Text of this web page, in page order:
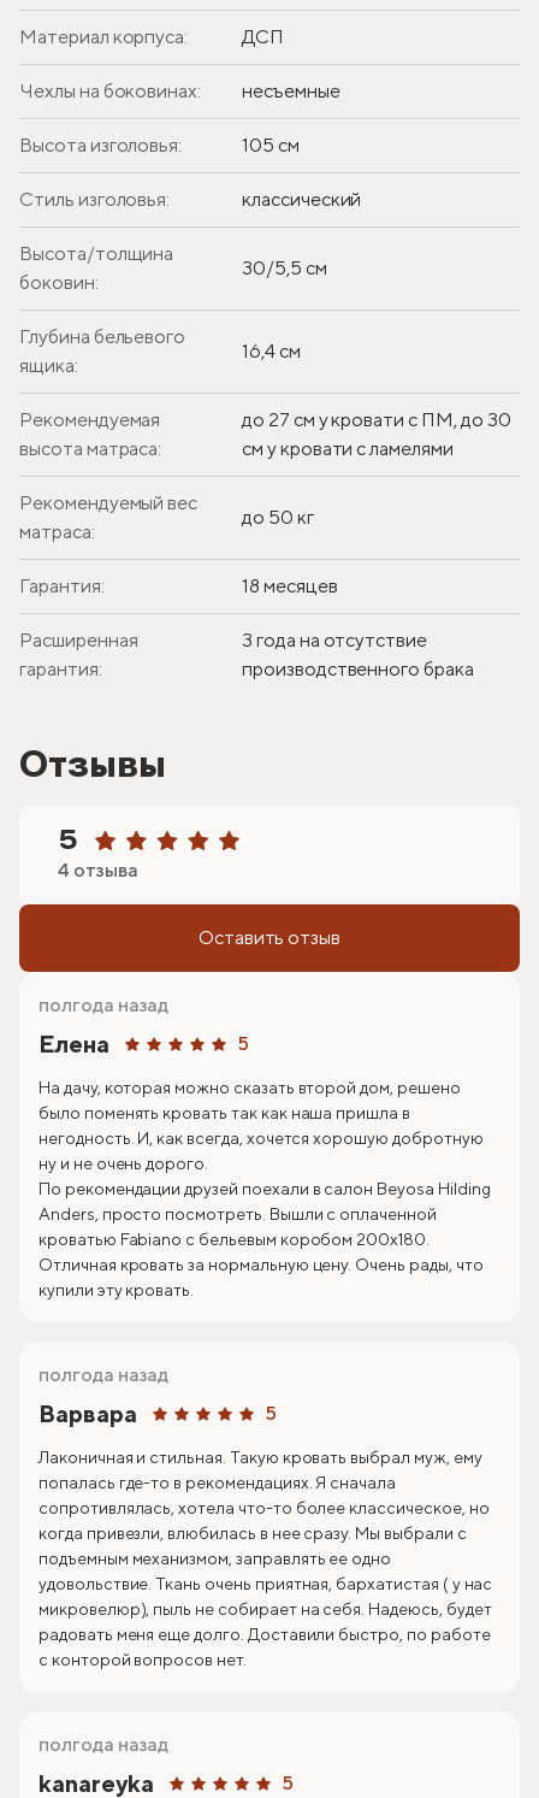
Материал корпуса: ДСП
Чехлы на боковинах: несъемные
Высота изголовья: 105 см
Стиль изголовья: классический
Высота/толщина
боковин:
30/5,5 см
Глубина бельевого
ящика:
16,4 см
Рекомендуемая
высота матраса:
до 27 см у кровати с ПМ, до 30
см у кровати с ламелями
Рекомендуемый вес
матраса:
до 50 кг
Гарантия: 18 месяцев
Расширенная
гарантия:
3 года на отсутствие
производственного брака
Отзывы
5
4 отзыва
Оставить отзыв
Елена 5
полгода назад
На дачу, которая можно сказать второй дом, решено
было поменять кровать так как наша пришла в
негодность. И, как всегда, хочется хорошую добротную
ну и не очень дорого.
По рекомендации друзей поехали в салон Beyosa Hilding
Anders, просто посмотреть. Вышли с оплаченной
кроватью Fabiano с бельевым коробом 200х180.
Отличная кровать за нормальную цену. Очень рады, что
купили эту кровать.
Варвара 5
полгода назад
Лаконичная и стильная. Такую кровать выбрал муж, ему
попалась где-то в рекомендациях. Я сначала
сопротивлялась, хотела что-то более классическое, но
когда привезли, влюбилась в нее сразу. Мы выбрали с
подъемным механизмом, заправлять ее одно
удовольствие. Ткань очень приятная, бархатистая ( у нас
микровелюр), пыль не собирает на себя. Надеюсь, будет
радовать меня еще долго. Доставили быстро, по работе
с конторой вопросов нет.
kanareyka 5
полгода назад